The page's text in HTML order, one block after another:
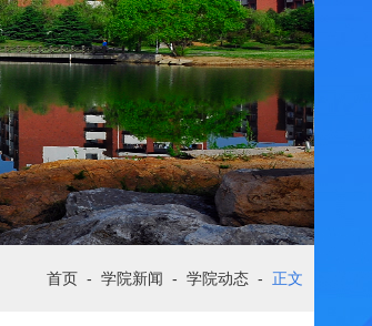
首页 - 学院新闻 - 学院动态 - 正文